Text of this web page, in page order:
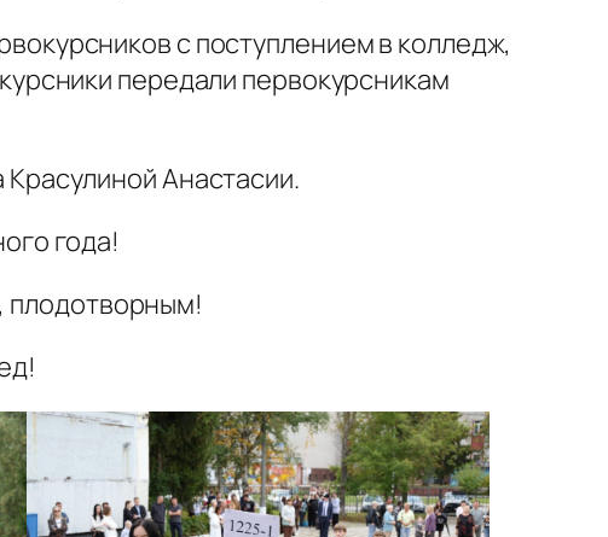
с поступлением в колледж,
передали первокурсникам
Анастасии.
года!
плодотворным!